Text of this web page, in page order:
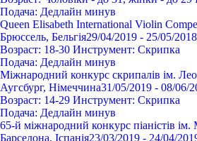
Подача: Дедлайн минув
Queen Elisabeth International Violin
Брюссель, Бельгія29/04/2019 - 25/05/2018
Возраст: 18-30 Инструмент: Cкрипка
Подача: Дедлайн минув
Міжнародний конкурс скрипалів ім.
Аугсбург, Німеччина31/05/2019 - 08/06/
Возраст: 14-29 Инструмент: Cкрипка
Подача: Дедлайн минув
65-й міжнародний конкурс піаністів ім.
Барселона, Іспанія23/03/2019 - 24/04/